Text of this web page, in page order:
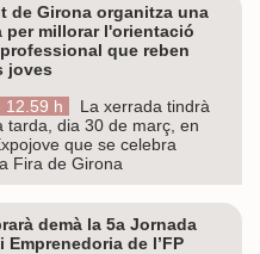
de Girona organitza una
per millorar l'orientació
que reben
joves
12.59 h
La xerrada tindrà
tarda, dia 30 de març, en
que se celebra
Fira de Girona
demà la 5a Jornada
Emprenedoria de l’FP